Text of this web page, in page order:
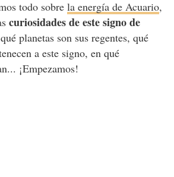
todo sobre la energía de Acuario,
curiosidades de este signo de
planetas son sus regentes, qué
a este signo, en qué
¡Empezamos!